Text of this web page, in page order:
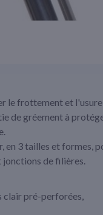
le frottement et l'usure
de gréement à
en 3 tailles et formes,
jonctions de filières.
clair pré-perforées,